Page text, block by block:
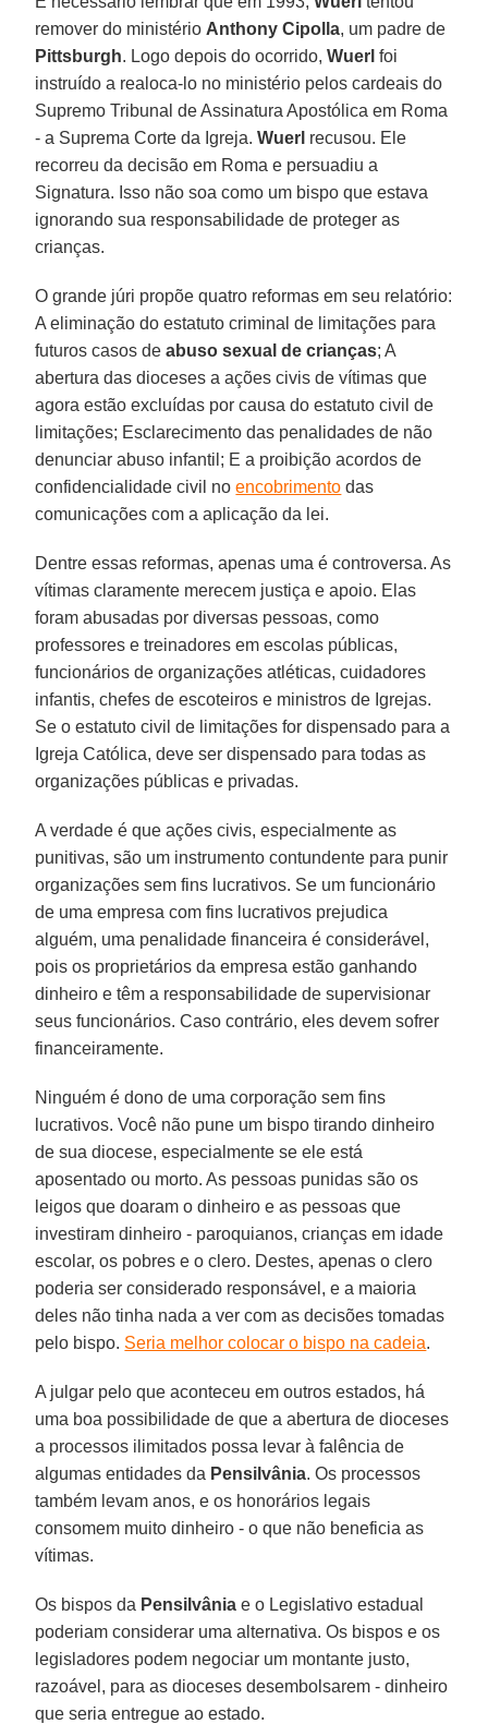
remover do ministério Anthony Cipolla, um padre de
Pittsburgh. Logo depois do ocorrido,Wuerl foi
instruído a realoca-lo no ministério pelos cardeais do
Supremo Tribunal de Assinatura Apostólica em Roma
- a Suprema Corte da Igreja.Wuerl recusou. Ele
recorreu da decisão em Roma e persuadiu a
Signatura. Isso não soa como um bispo que estava
ignorando sua responsabilidade de proteger as
crianças.
O grande júri propõe quatro reformas em seu relatório:
A eliminação do estatuto criminal de limitações para
futuros casos deabuso sexual de crianças; A
abertura das dioceses a ações civis de vítimas que
agora estão excluídas por causa do estatuto civil de
limitações; Esclarecimento das penalidades de não
denunciar abuso infantil; E a proibição acordos de
confidencialidade civil noencobrimento das
comunicações com a aplicação da lei.
Dentre essas reformas, apenas uma é controversa. As
vítimas claramente merecem justiça e apoio. Elas
foram abusadas por diversas pessoas, como
professores e treinadores em escolas públicas,
funcionários de organizações atléticas, cuidadores
infantis, chefes de escoteiros e ministros de Igrejas.
Se o estatuto civil de limitações for dispensado para a
Igreja Católica, deve ser dispensado para todas as
organizações públicas e privadas.
A verdade é que ações civis, especialmente as
punitivas, são um instrumento contundente para punir
organizações sem fins lucrativos. Se um funcionário
de uma empresa com fins lucrativos prejudica
alguém, uma penalidade financeira é considerável,
pois os proprietários da empresa estão ganhando
dinheiro e têm a responsabilidade de supervisionar
seus funcionários. Caso contrário, eles devem sofrer
financeiramente.
Ninguém é dono de uma corporação sem fins
lucrativos. Você não pune um bispo tirando dinheiro
de sua diocese, especialmente se ele está
aposentado ou morto. As pessoas punidas são os
leigos que doaram o dinheiro e as pessoas que
investiram dinheiro - paroquianos, crianças em idade
escolar, os pobres e o clero. Destes, apenas o clero
poderia ser considerado responsável, e a maioria
deles não tinha nada a ver com as decisões tomadas
pelo bispo. Seria melhor colocar o bispo na cadeia.
A julgar pelo que aconteceu em outros estados, há
uma boa possibilidade de que a abertura de dioceses
a processos ilimitados possa levar à falência de
algumas entidades da Pensilvânia. Os processos
também levam anos, e os honorários legais
consomem muito dinheiro - o que não beneficia as
vítimas.
Os bispos da Pensilvânia e o Legislativo estadual
poderiam considerar uma alternativa. Os bispos e os
legisladores podem negociar um montante justo,
razoável, para as dioceses desembolsarem - dinheiro
que seria entregue ao estado.